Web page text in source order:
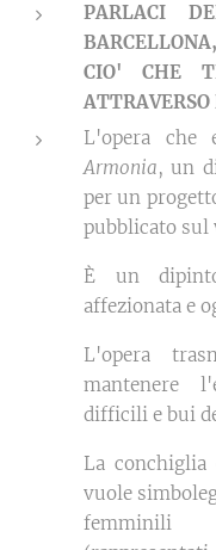
PARLACI
CIO' CHE TI
ATTRAVERSO
L'opera che
Armonia, un
per un
pubblicato sul
È un
affezionata e
L'opera
mantenere
difficili e bui
La conchiglia
vuole
femminili